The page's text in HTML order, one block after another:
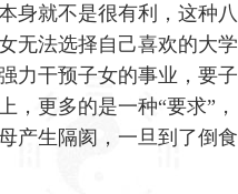
身就不是很有利，这种八
无法选择自己喜欢的大学
力干预子女的事业，要子
更多的是一种“要求”，
产生隔阂，一旦到了倒食